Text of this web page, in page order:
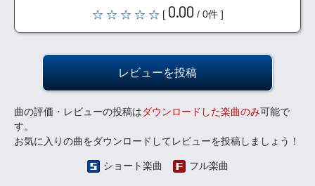
[ 0.00 / 0件 ]
レビューを投稿
曲の評価・レビューの投稿はダウンロードした楽曲のみ可能で
す。
お気に入りの曲をダウンロードしてレビューを投稿しましょう！
ショート楽曲 フル楽曲